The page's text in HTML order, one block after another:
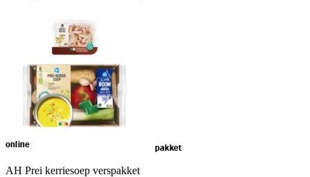
online pakket
AH Prei kerriesoep verspakket